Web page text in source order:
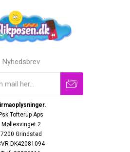
Nyhedsbrev
Psk Tofterup Aps
Møllesvinget 2
7200 Grindsted
DK42081094